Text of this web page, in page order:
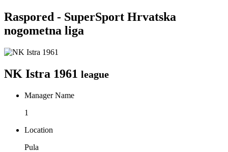
Raspored - SuperSport Hrvatska
nogometna liga
NK Istra 1961 league
Manager Name
1
Location
Pula